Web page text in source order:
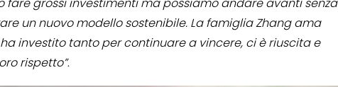
fare grossi investimenti ma possiamo andare avanti senza
un nuovo modello sostenibile. La famiglia Zhang ama
investito tanto per continuare a vincere, ci è riuscita e
rispetto”.